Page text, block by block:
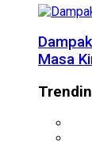
Masa